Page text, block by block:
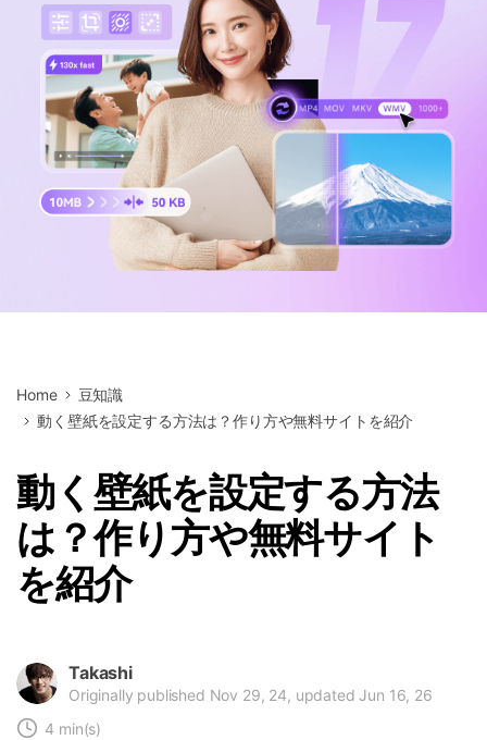
バージョン履歴
search
Home
豆知識
動く壁紙を設定する方法は？作り方や無料サイトを紹介
動く壁紙を設定する方法
は？作り方や無料サイト
を紹介
Takashi
Originally published Nov 29, 24, updated Jun 16, 26
4 min(s)